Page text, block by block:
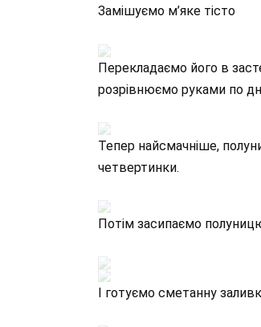
Замішуємо м’яке тісто
Перекладаємо його в
розрівнюємо руками по
Тепер найсмачніше,
четвертинки.
Потім засипаємо
І готуємо сметанну